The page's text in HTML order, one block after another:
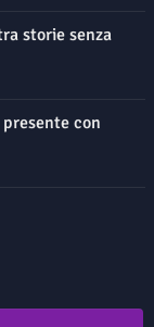
storie senza
con